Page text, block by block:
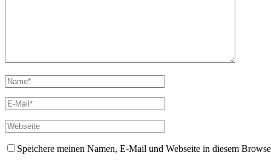
Speichere meinen Namen, E-Mail und Webseite in diesem